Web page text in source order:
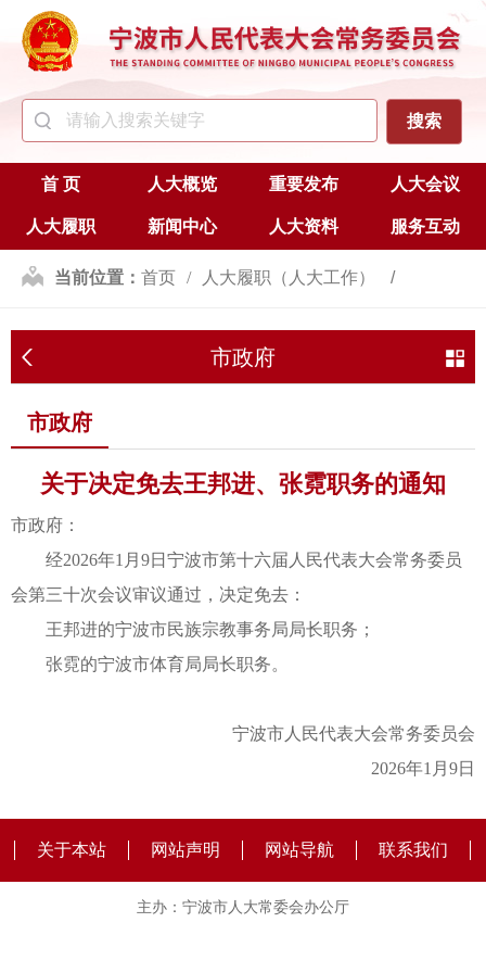
首 页 人大概览 重要发布 人大会议
人大履职 新闻中心 人大资料 服务互动
当前位置： 首页 人大履职（人大工作）
人事任免 市政府
市政府
市政府
关于决定免去王邦进、张霓职务的通知
市政府：
经2026年1月9日宁波市第十六届人民代表大会常务委员
会第三十次会议审议通过，决定免去：
王邦进的宁波市民族宗教事务局局长职务；
张霓的宁波市体育局局长职务。
宁波市人民代表大会常务委员会
2026年1月9日
关于本站 网站声明 网站导航 联系我们
主办：宁波市人大常委会办公厅